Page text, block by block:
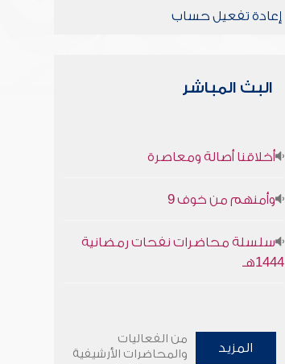
إعادة تفعيل حساب
البث المباشر
أخلاقنا أصالة ومعاصرة
وأمنهم من خوف 9
سلسلة محاضرات نفحات رمضانية
1444هـ
المزيد
من الفعاليات
والمحاضرات الأرشيفية